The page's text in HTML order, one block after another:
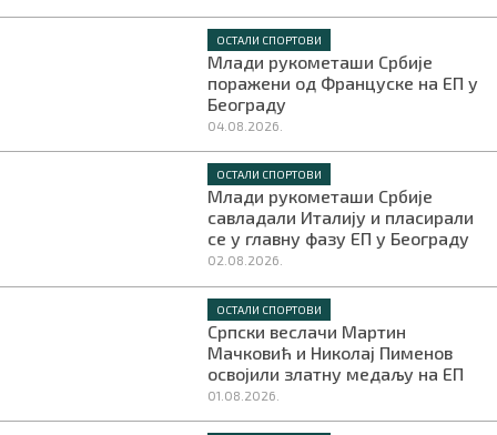
ОСТАЛИ СПОРТОВИ
Млади рукометаши Србије
поражени од Француске на ЕП у
Београду
04.08.2026.
ОСТАЛИ СПОРТОВИ
Млади рукометаши Србије
савладали Италију и пласирали
се у главну фазу ЕП у Београду
02.08.2026.
ОСТАЛИ СПОРТОВИ
Српски веслачи Мартин
Мачковић и Николај Пименов
освојили златну медаљу на ЕП
01.08.2026.